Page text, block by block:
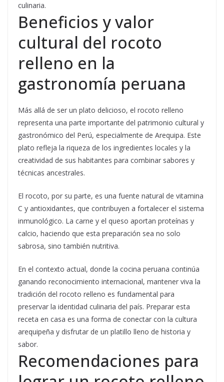
culinaria.
Beneficios y valor
cultural del rocoto
relleno en la
gastronomía peruana
Más allá de ser un plato delicioso, el rocoto relleno
representa una parte importante del patrimonio cultural y
gastronómico del Perú, especialmente de Arequipa. Este
plato refleja la riqueza de los ingredientes locales y la
creatividad de sus habitantes para combinar sabores y
técnicas ancestrales.
El rocoto, por su parte, es una fuente natural de vitamina
C y antioxidantes, que contribuyen a fortalecer el sistema
inmunológico. La carne y el queso aportan proteínas y
calcio, haciendo que esta preparación sea no solo
sabrosa, sino también nutritiva.
En el contexto actual, donde la cocina peruana continúa
ganando reconocimiento internacional, mantener viva la
tradición del rocoto relleno es fundamental para
preservar la identidad culinaria del país. Preparar esta
receta en casa es una forma de conectar con la cultura
arequipeña y disfrutar de un platillo lleno de historia y
sabor.
Recomendaciones para